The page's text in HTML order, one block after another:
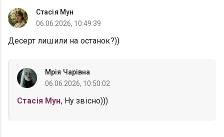
Стасія Мун
06.06.2026, 10:49:39
Десерт лишили на останок?))
Мрія Чарівна
06.06.2026, 10:50:02
Стасія Мун, Ну звісно)))